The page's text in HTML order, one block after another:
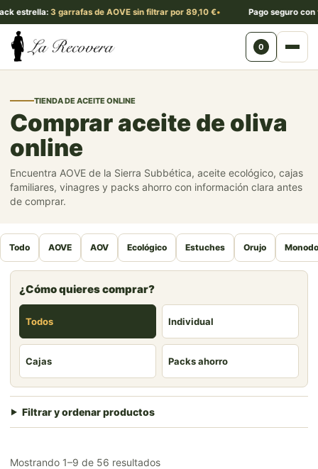
estrella:3 garrafas de AOVE sin filtrar por 89,10 € Pago seguro con
0
TIENDA DE ACEITE ONLINE
Comprar aceite de oliva
online
Encuentra AOVE de la Sierra Subbética, aceite ecológico, cajas
familiares, vinagres y packs ahorro con información clara antes
de comprar.
Todo AOVE AOV Ecológico Estuches Orujo
¿Cómo quieres comprar?
Todos Individual
Cajas Packs ahorro
Filtrar y ordenar productos
Mostrando 1–9 de 56 resultados